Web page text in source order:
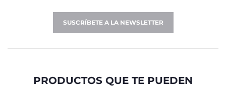
SUSCRÍBETE A LA NEWSLETTER
PRODUCTOS QUE TE PUEDEN